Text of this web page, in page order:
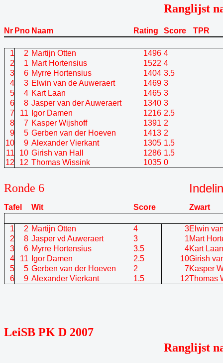
Ranglijst
Nr Pno Naam Rating Score TPR
1 2 Martijn Otten 1496 4
2
1 Mart Hortensius 1522 4
3
6 Myrre Hortensius 1404 3.5
4
3 Elwin van de Auweraert 1469 3
5
4 Kart Laan 1465 3
6
8 Jasper van der Auweraert 1340 3
7
11 Igor Damen 1216 2.5
8
7 Kasper Wijshoff 1391 2
9
5 Gerben van der Hoeven 1413 2
10
9 Alexander Vierkant 1305 1.5
11
10 Girish van Hall 1286 1.5
12
12 Thomas Wissink 1035 0
Ronde 6
Tafel Wit Score Zwart
1 2 Martijn Otten 4 3Elwin
2
8 Jasper vd Auweraert 3 1Mart
3
6 Myrre Hortensius 3.5 4Kart Laan
4
11 Igor Damen 2.5 10Girish
5
5 Gerben van der Hoeven 2 7Kasper
6
9 Alexander Vierkant 1.5 12Thomas
LeiSB PK D 2007
Ranglijst